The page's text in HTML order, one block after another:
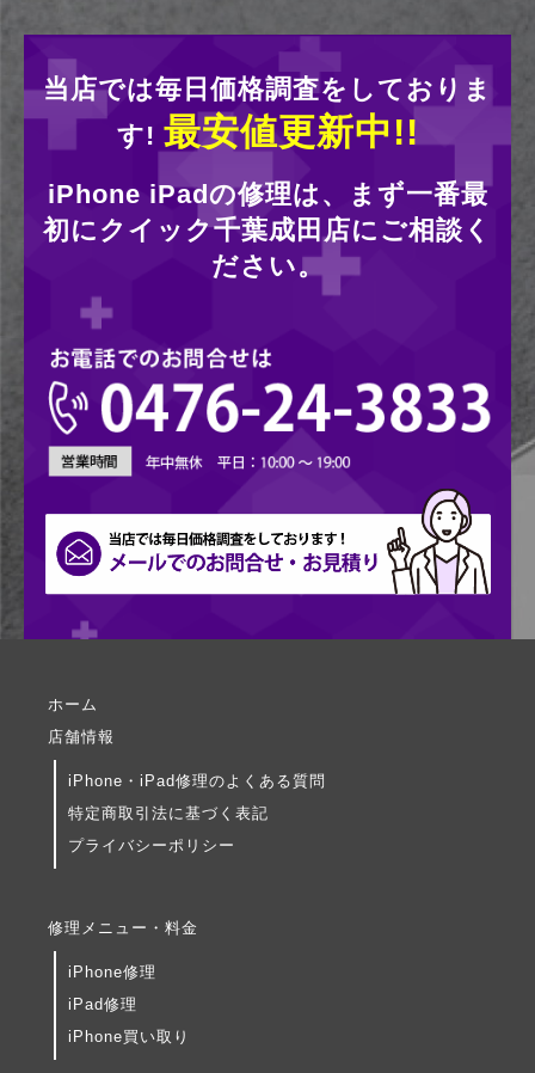
当店では毎日価格調査をしておりま
す! 最安値更新中!!
iPhone iPadの修理は、まず一番最
初にクイック千葉成田店にご相談く
ださい。
ホーム
店舗情報
iPhone・iPad修理のよくある質問
特定商取引法に基づく表記
プライバシーポリシー
修理メニュー・料金
iPhone修理
iPad修理
iPhone買い取り